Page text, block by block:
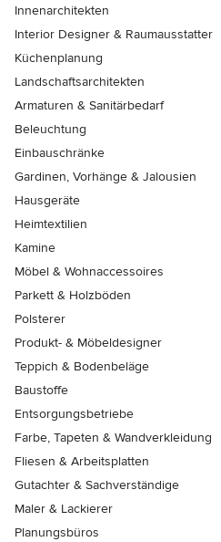
Innenarchitekten
Interior Designer & Raumausstatter
Küchenplanung
Landschaftsarchitekten
Armaturen & Sanitärbedarf
Beleuchtung
Einbauschränke
Gardinen, Vorhänge & Jalousien
Hausgeräte
Heimtextilien
Kamine
Möbel & Wohnaccessoires
Parkett & Holzböden
Polsterer
Produkt- & Möbeldesigner
Teppich & Bodenbeläge
Baustoffe
Entsorgungsbetriebe
Farbe, Tapeten & Wandverkleidung
Fliesen & Arbeitsplatten
Gutachter & Sachverständige
Maler & Lackierer
Planungsbüros